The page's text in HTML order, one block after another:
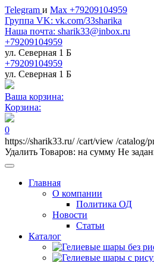
Telegram и Max +79209104959
Группа VK: vk.com/33sharika
Наша почта: sharik33@inbox.ru
+79209104959
ул. Северная 1 Б
+79209104959
ул. Северная 1 Б
Ваша корзина:
Корзина:
0
https://sharik33.ru/ /cart/view /catalog/
Удалить Товаров: на сумму Не
Главная
О компании
Политика ОД
Новости
Статьи
Каталог